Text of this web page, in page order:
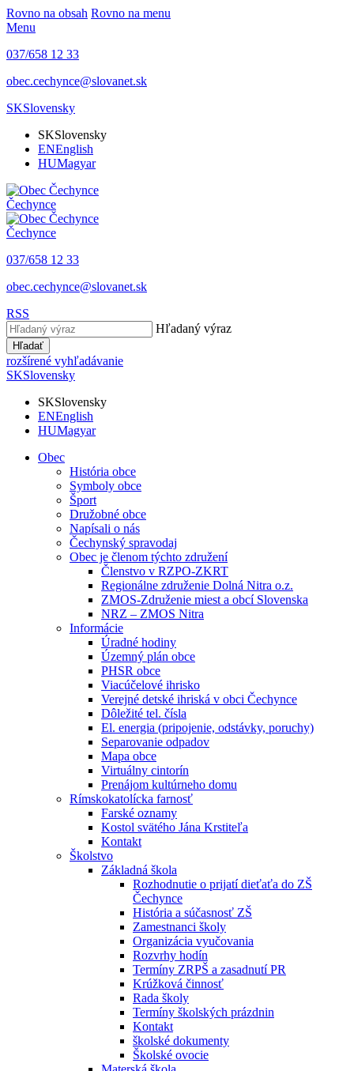
Rovno na obsah Rovno na menu
Menu
037/658 12 33
obec.cechynce@slovanet.sk
SKSlovensky
SKSlovensky
ENEnglish
HUMagyar
Čechynce
Čechynce
037/658 12 33
obec.cechynce@slovanet.sk
RSS
Hľadaný výraz
Hľadať
rozšírené vyhľadávanie
SKSlovensky
SKSlovensky
ENEnglish
HUMagyar
Obec
História obce
Symboly obce
Šport
Družobné obce
Napísali o nás
Čechynský spravodaj
Obec je členom týchto združení
Členstvo v RZPO-ZKRT
Regionálne združenie Dolná Nitra o.z.
ZMOS-Združenie miest a obcí Slovenska
NRZ – ZMOS Nitra
Informácie
Úradné hodiny
Územný plán obce
PHSR obce
Viacúčelové ihrisko
Verejné detské ihriská v obci Čechynce
Dôležité tel. čísla
El. energia (pripojenie, odstávky, poruchy)
Separovanie odpadov
Mapa obce
Virtuálny cintorín
Prenájom kultúrneho domu
Rímskokatolícka farnosť
Farské oznamy
Kostol svätého Jána Krstiteľa
Kontakt
Školstvo
Základná škola
Rozhodnutie o prijatí dieťaťa do ZŠ
Čechynce
História a súčasnosť ZŠ
Zamestnanci školy
Organizácia vyučovania
Rozvrhy hodín
Termíny ZRPŠ a zasadnutí PR
Krúžková činnosť
Rada školy
Termíny školských prázdnin
Kontakt
školské dokumenty
Školské ovocie